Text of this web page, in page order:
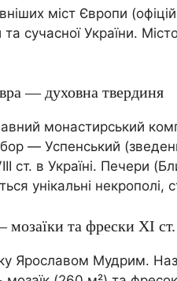
міст Європи
та сучасної України.
— духовна твердиня
монастирський
— Успенський
ст. в Україні. Печери
унікальні
та фрески XI ст.
Ярославом Мудрим.